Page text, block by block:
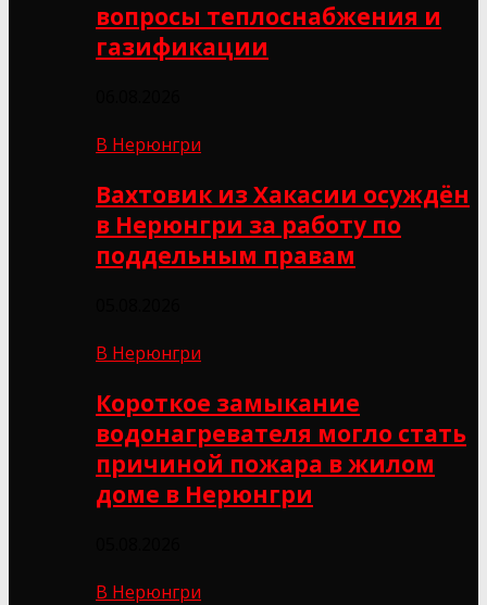
вопросы теплоснабжения и
газификации
В Нерюнгри
Вахтовик из Хакасии осуждён
в Нерюнгри за работу по
поддельным правам
В Нерюнгри
Короткое замыкание
водонагревателя могло стать
причиной пожара в жилом
доме в Нерюнгри
В Нерюнгри